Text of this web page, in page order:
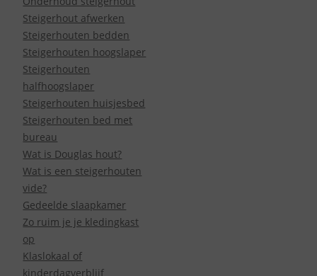
Steigerhout afwerken
Steigerhouten bedden
Steigerhouten hoogslaper
Steigerhouten
halfhoogslaper
Steigerhouten huisjesbed
Steigerhouten bed met
bureau
Wat is Douglas hout?
Wat is een steigerhouten
vide?
Gedeelde slaapkamer
Zo ruim je je kledingkast
op
Klaslokaal of
kinderdagverblijf